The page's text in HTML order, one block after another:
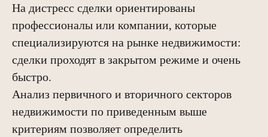
На дистресс сделки ориентированы
профессионалы или компании, которые
специализируются на рынке недвижимости:
сделки проходят в закрытом режиме и очень
быстро.
Анализ первичного и вторичного секторов
недвижимости по приведенным выше
критериям позволяет определить
Политика конфиденциальности
Официальный сайт ACADEMIA